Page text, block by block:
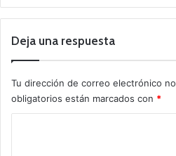
Deja una respuesta
Tu dirección de correo electrónico
obligatorios están marcados con *